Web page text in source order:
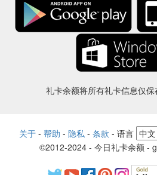
礼卡余额将所有礼卡信息仅保
关于 - 帮助 - 隐私 - 条款 - 语言
©2012-2024 - 今日礼卡余额 -